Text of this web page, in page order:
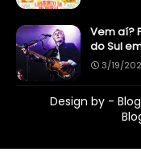
Vem aí?
do Sul
3/19/
Design by -